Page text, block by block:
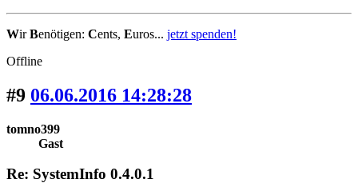
WirBenötigen: Cents, Euros... jetzt spenden!
Offline
#9 06.06.2016 14:28:28
tomno399
Gast
Re: SystemInfo 0.4.0.1